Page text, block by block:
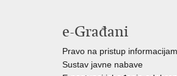
e-Građani
Pravo na pristup
Sustav javne nabave